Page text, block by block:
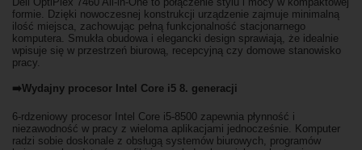
formie. Dzięki nowoczesnej konstrukcji urządzenie zajmuje minimalną
ilość miejsca, zachowując pełną funkcjonalność stacjonarnego
komputera. Smukła obudowa i elegancki design sprawiają, że idealnie
wpisuje się w przestrzeń biurową, recepcyjną czy domowe stanowisko
pracy.
➡️Wydajny procesor Intel Core i5 8. generacji
6-rdzeniowy procesor Intel Core i5-8500 zapewnia płynność i
niezawodność w pracy z wieloma aplikacjami jednocześnie. Komputer
radzi sobie doskonale z obsługą systemów biurowych, programów